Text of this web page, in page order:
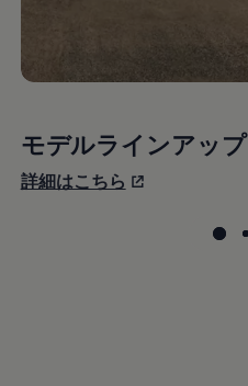
モデルラインアップ
詳細はこちら